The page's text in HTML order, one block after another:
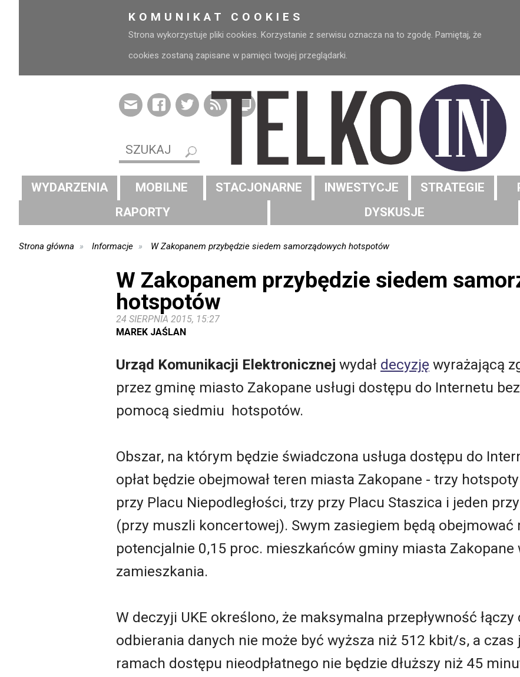
KOMUNIKAT COOKIES
Strona wykorzystuje pliki cookies. Korzystanie z serwisu oznacza na to zgodę. Pamiętaj, że
cookies zostaną zapisane w pamięci twojej przeglądarki.
WYDARZENIA MOBILNE STACJONARNE INWESTYCJE STRATEGIE
RAPORTY
DYSKUSJE
Strona główna Informacje W Zakopanem przybędzie siedem samorządowych hotspotów
W Zakopanem przybędzie siedem
hotspotów
24 SIERPNIA 2015, 15:27
MAREK JAŚLAN
Urząd Komunikacji Elektronicznej wydał decyzję wyrażającą
przez gminę miasto Zakopane usługi dostępu do Internetu
pomocą siedmiu hotspotów.
Obszar, na którym będzie świadczona usługa dostępu do
opłat będzie obejmował teren miasta Zakopane - trzy
przy Placu Niepodległości, trzy przy Placu Staszica i jeden
(przy muszli koncertowej). Swym zasiegiem będą obejmować
potencjalnie 0,15 proc. mieszkańców gminy miasta Zakopane
zamieszkania.
W deczyji UKE określono, że maksymalna przepływność łączy
odbierania danych nie może być wyższa niż 512 kbit/s, a
ramach dostępu nieodpłatnego nie będzie dłuższy niż 45